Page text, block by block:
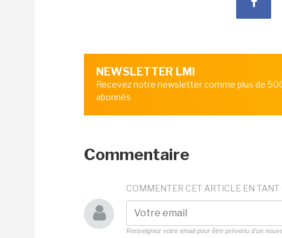
NEWSLETTER LMI
Recevez notre newsletter comme plus de
abonnés
Commentaire
COMMENTER CET ARTICLE EN TANT
Renseignez votre email pour être prévenu d'un